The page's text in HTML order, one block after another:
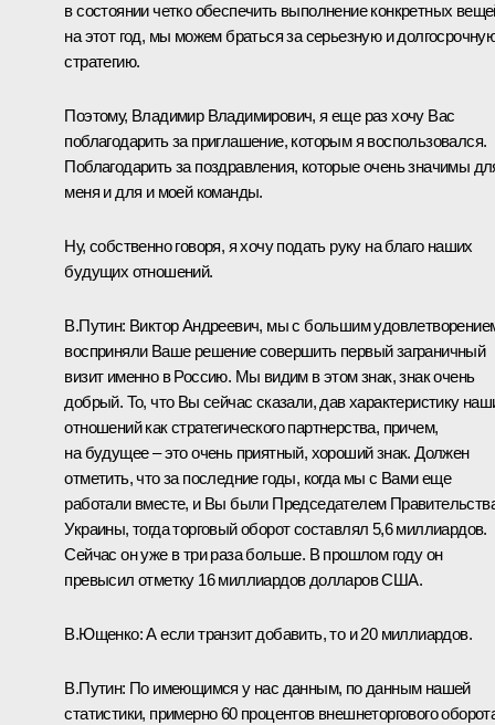
в состоянии четко обеспечить выполнение конкретных
на этот год, мы можем браться за серьезную и
стратегию.
Поэтому, Владимир Владимирович, я еще раз хочу Вас
поблагодарить за приглашение, которым я воспользовался.
Поблагодарить за поздравления, которые очень значимы
меня и для и моей команды.
Ну, собственно говоря, я хочу подать руку на благо наших
будущих отношений.
В.Путин: Виктор Андреевич, мы с большим
восприняли Ваше решение совершить первый заграничный
визит именно в Россию. Мы видим в этом знак, знак очень
добрый. То, что Вы сейчас сказали, дав характеристику
отношений как стратегического партнерства, причем,
на будущее – это очень приятный, хороший знак. Должен
отметить, что за последние годы, когда мы с Вами еще
работали вместе, и Вы были Председателем
Украины, тогда торговый оборот составлял 5,6 миллиардов.
Сейчас он уже в три раза больше. В прошлом году он
превысил отметку 16 миллиардов долларов США.
В.Ющенко: А если транзит добавить, то и 20 миллиардов.
В.Путин: По имеющимся у нас данным, по данным нашей
статистики, примерно 60 процентов внешнеторгового